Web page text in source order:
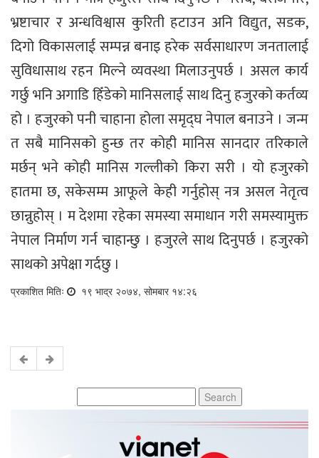
भ्रष्टाचार र अन्धविश्वास कुरिती हटाउन अनि विद्युत, सडक,
दिगो विकासलाई सम्पन्न बनाइ हरेक सर्वसाधारण जनतालाई
सुविधासाथ रहन मिल्ने व्यवस्था मिलाउनुपर्छ । असल कार्य
गर्छु भनि अगाडि हिँडेको मानिसलाई साथ दिनु हजुरको कर्तव्य
हो । हजुरको पनी चाहाना होला समृद्घ नेपाल बनाउने । जन्म
त सबै मानिसको हुन्छ तर कोही मानिस सानदार तरिकाले
मर्छन् भने कोही मानिस गल्लीको किरा सरी । यो हजुरको
हातमा छ, सकेसम्म आफूले केही गर्नुहोस् नत्र असल नेतृत्व
छान्नुहोस् । म देशमा रहेका समस्या समाधान गरी समस्यामुक्त
नेपाल निर्माण गर्न चाहान्छु । हजुरले साथ दिनुपर्छ । हजुरको
साथको अपेक्षा गर्दछु ।
प्रकाशित मितिः १९ भाद्र २०७४, सोमबार १४:२६
for: